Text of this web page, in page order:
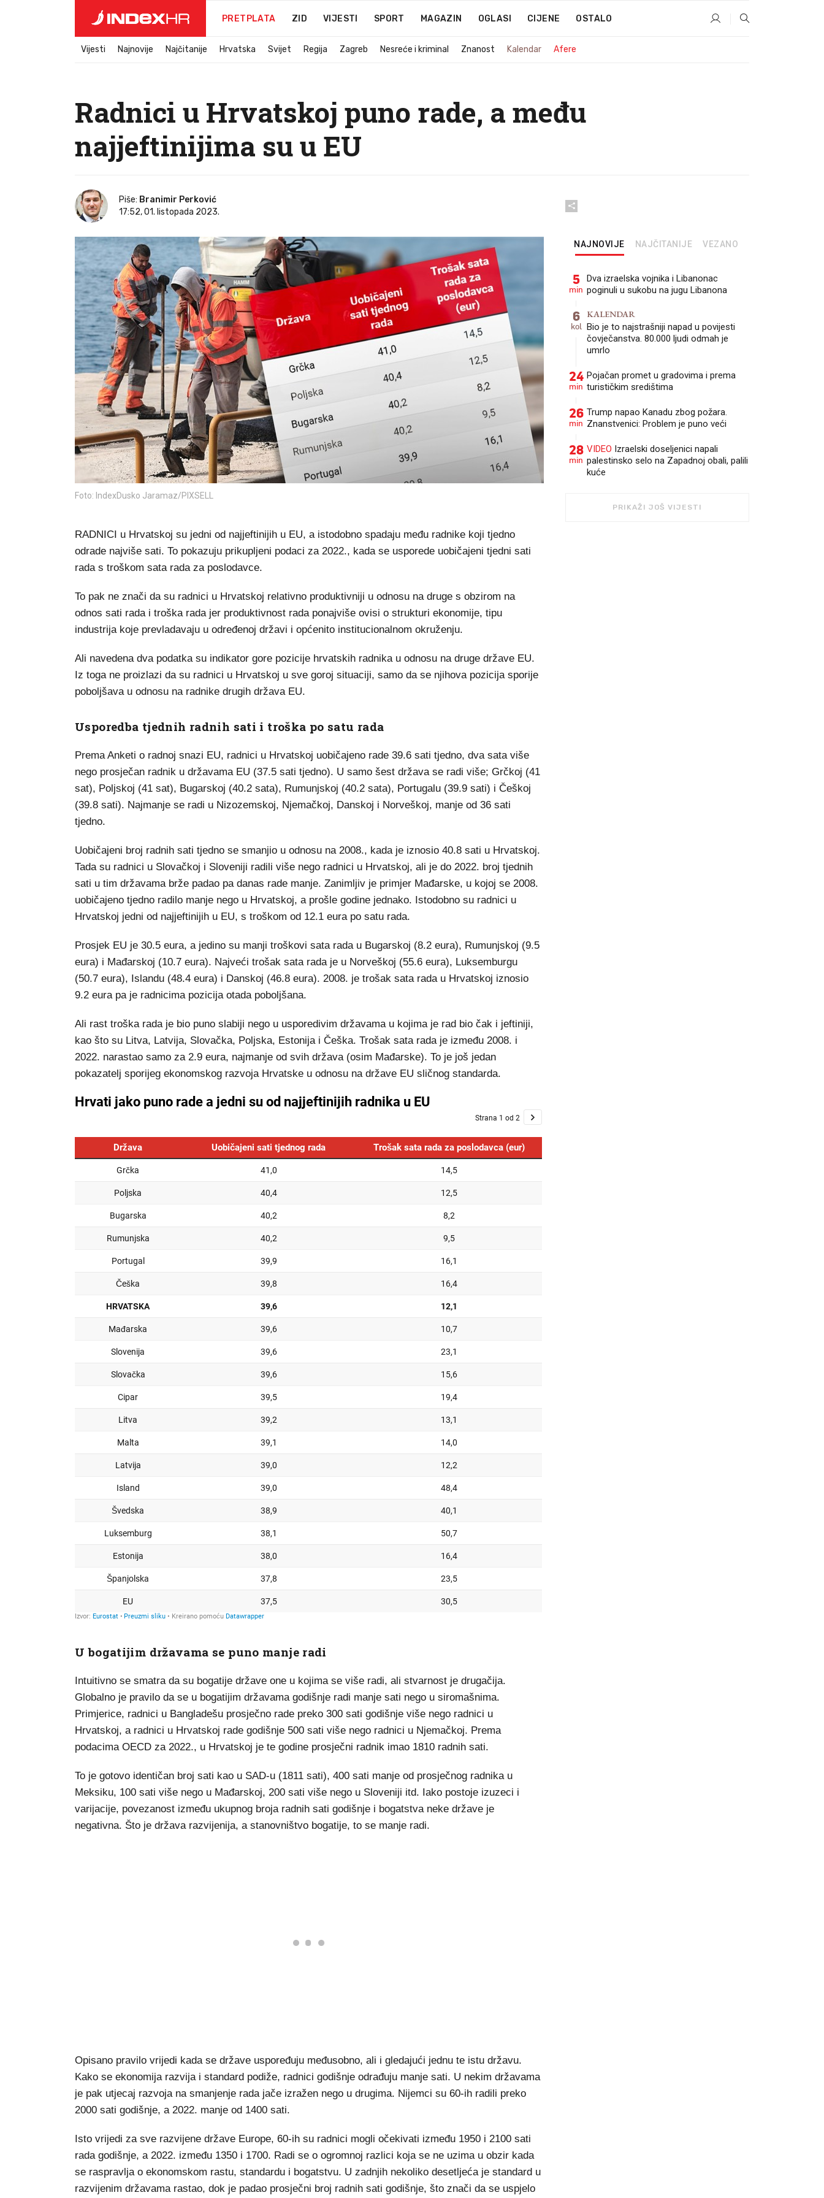
PRETPLATA ZID VIJESTI SPORT MAGAZIN OGLASI CIJENE OSTALO
Vijesti Najnovije Najčitanije Hrvatska Svijet Regija Zagreb Nesreće i kriminal Znanost Kalendar Afere
Radnici u Hrvatskoj puno rade, a među
najjeftinijima su u EU
Piše: Branimir Perković
17:52, 01. listopada 2023.
Foto: IndexDusko Jaramaz/PIXSELL
RADNICI u Hrvatskoj su jedni od najjeftinijih u EU, a istodobno spadaju među radnike koji tjedno
odrade najviše sati. To pokazuju prikupljeni podaci za 2022., kada se usporede uobičajeni tjedni sati
rada s troškom sata rada za poslodavce.
To pak ne znači da su radnici u Hrvatskoj relativno produktivniji u odnosu na druge s obzirom na
odnos sati rada i troška rada jer produktivnost rada ponajviše ovisi o strukturi ekonomije, tipu
industrija koje prevladavaju u određenoj državi i općenito institucionalnom okruženju.
Ali navedena dva podatka su indikator gore pozicije hrvatskih radnika u odnosu na druge države EU.
Iz toga ne proizlazi da su radnici u Hrvatskoj u sve goroj situaciji, samo da se njihova pozicija sporije
poboljšava u odnosu na radnike drugih država EU.
Usporedba tjednih radnih sati i troška po satu rada
Prema Anketi o radnoj snazi EU, radnici u Hrvatskoj uobičajeno rade 39.6 sati tjedno, dva sata više
nego prosječan radnik u državama EU (37.5 sati tjedno). U samo šest država se radi više; Grčkoj (41
sat), Poljskoj (41 sat), Bugarskoj (40.2 sata), Rumunjskoj (40.2 sata), Portugalu (39.9 sati) i Češkoj
(39.8 sati). Najmanje se radi u Nizozemskoj, Njemačkoj, Danskoj i Norveškoj, manje od 36 sati
tjedno.
Uobičajeni broj radnih sati tjedno se smanjio u odnosu na 2008., kada je iznosio 40.8 sati u Hrvatskoj.
Tada su radnici u Slovačkoj i Sloveniji radili više nego radnici u Hrvatskoj, ali je do 2022. broj tjednih
sati u tim državama brže padao pa danas rade manje. Zanimljiv je primjer Mađarske, u kojoj se 2008.
uobičajeno tjedno radilo manje nego u Hrvatskoj, a prošle godine jednako. Istodobno su radnici u
Hrvatskoj jedni od najjeftinijih u EU, s troškom od 12.1 eura po satu rada.
Prosjek EU je 30.5 eura, a jedino su manji troškovi sata rada u Bugarskoj (8.2 eura), Rumunjskoj (9.5
eura) i Mađarskoj (10.7 eura). Najveći trošak sata rada je u Norveškoj (55.6 eura), Luksemburgu
(50.7 eura), Islandu (48.4 eura) i Danskoj (46.8 eura). 2008. je trošak sata rada u Hrvatskoj iznosio
9.2 eura pa je radnicima pozicija otada poboljšana.
Ali rast troška rada je bio puno slabiji nego u usporedivim državama u kojima je rad bio čak i jeftiniji,
kao što su Litva, Latvija, Slovačka, Poljska, Estonija i Češka. Trošak sata rada je između 2008. i
2022. narastao samo za 2.9 eura, najmanje od svih država (osim Mađarske). To je još jedan
pokazatelj sporijeg ekonomskog razvoja Hrvatske u odnosu na države EU sličnog standarda.
U bogatijim državama se puno manje radi
Intuitivno se smatra da su bogatije države one u kojima se više radi, ali stvarnost je drugačija.
Globalno je pravilo da se u bogatijim državama godišnje radi manje sati nego u siromašnima.
Primjerice, radnici u Bangladešu prosječno rade preko 300 sati godišnje više nego radnici u
Hrvatskoj, a radnici u Hrvatskoj rade godišnje 500 sati više nego radnici u Njemačkoj. Prema
podacima OECD za 2022., u Hrvatskoj je te godine prosječni radnik imao 1810 radnih sati.
To je gotovo identičan broj sati kao u SAD-u (1811 sati), 400 sati manje od prosječnog radnika u
Meksiku, 100 sati više nego u Mađarskoj, 200 sati više nego u Sloveniji itd. Iako postoje izuzeci i
varijacije, povezanost između ukupnog broja radnih sati godišnje i bogatstva neke države je
negativna. Što je država razvijenija, a stanovništvo bogatije, to se manje radi.
Opisano pravilo vrijedi kada se države uspoređuju međusobno, ali i gledajući jednu te istu državu.
Kako se ekonomija razvija i standard podiže, radnici godišnje odrađuju manje sati. U nekim državama
je pak utjecaj razvoja na smanjenje rada jače izražen nego u drugima. Nijemci su 60-ih radili preko
2000 sati godišnje, a 2022. manje od 1400 sati.
Isto vrijedi za sve razvijene države Europe, 60-ih su radnici mogli očekivati između 1950 i 2100 sati
rada godišnje, a 2022. između 1350 i 1700. Radi se o ogromnoj razlici koja se ne uzima u obzir kada
se raspravlja o ekonomskom rastu, standardu i bogatstvu. U zadnjih nekoliko desetljeća je standard u
razvijenim državama rastao, dok je padao prosječni broj radnih sati godišnje, što znači da se uspjelo
NAJNOVIJE NAJČITANIJE VEZANO
5
min
Dva izraelska vojnika i Libanonac
poginuli u sukobu na jugu Libanona
6
kol
KALENDAR
Bio je to najstrašniji napad u povijesti
čovječanstva. 80.000 ljudi odmah je
umrlo
24
min
Pojačan promet u gradovima i prema
turističkim središtima
26
min
Trump napao Kanadu zbog požara.
Znanstvenici: Problem je puno veći
28
min
VIDEO Izraelski doseljenici napali
palestinsko selo na Zapadnoj obali, palili
kuće
PRIKAŽI JOŠ VIJESTI